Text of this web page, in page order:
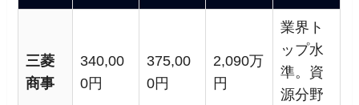
三菱
商事
340,00
0円
375,00
0円
2,090万
円
業界ト
ップ水
準。資
源分野